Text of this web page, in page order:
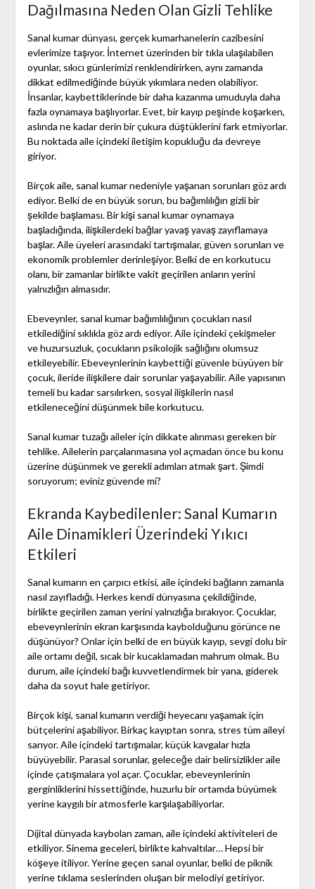
Dağılmasına Neden Olan Gizli Tehlike
Sanal kumar dünyası, gerçek kumarhanelerin cazibesini
evlerimize taşıyor. İnternet üzerinden bir tıkla ulaşılabilen
oyunlar, sıkıcı günlerimizi renklendirirken, aynı zamanda
dikkat edilmediğinde büyük yıkımlara neden olabiliyor.
İnsanlar, kaybettiklerinde bir daha kazanma umuduyla daha
fazla oynamaya başlıyorlar. Evet, bir kayıp peşinde koşarken,
aslında ne kadar derin bir çukura düştüklerini fark etmiyorlar.
Bu noktada aile içindeki iletişim kopukluğu da devreye
giriyor.
Birçok aile, sanal kumar nedeniyle yaşanan sorunları göz ardı
ediyor. Belki de en büyük sorun, bu bağımlılığın gizli bir
şekilde başlaması. Bir kişi sanal kumar oynamaya
başladığında, ilişkilerdeki bağlar yavaş yavaş zayıflamaya
başlar. Aile üyeleri arasındaki tartışmalar, güven sorunları ve
ekonomik problemler derinleşiyor. Belki de en korkutucu
olanı, bir zamanlar birlikte vakit geçirilen anların yerini
yalnızlığın almasıdır.
Ebeveynler, sanal kumar bağımlılığının çocukları nasıl
etkilediğini sıklıkla göz ardı ediyor. Aile içindeki çekişmeler
ve huzursuzluk, çocukların psikolojik sağlığını olumsuz
etkileyebilir. Ebeveynlerinin kaybettiği güvenle büyüyen bir
çocuk, ileride ilişkilere dair sorunlar yaşayabilir. Aile yapısının
temeli bu kadar sarsılırken, sosyal ilişkilerin nasıl
etkileneceğini düşünmek bile korkutucu.
Sanal kumar tuzağı aileler için dikkate alınması gereken bir
tehlike. Ailelerin parçalanmasına yol açmadan önce bu konu
üzerine düşünmek ve gerekli adımları atmak şart. Şimdi
soruyorum; eviniz güvende mi?
Ekranda Kaybedilenler: Sanal Kumarın
Aile Dinamikleri Üzerindeki Yıkıcı
Etkileri
Sanal kumarın en çarpıcı etkisi, aile içindeki bağların zamanla
nasıl zayıfladığı. Herkes kendi dünyasına çekildiğinde,
birlikte geçirilen zaman yerini yalnızlığa bırakıyor. Çocuklar,
ebeveynlerinin ekran karşısında kaybolduğunu görünce ne
düşünüyor? Onlar için belki de en büyük kayıp, sevgi dolu bir
aile ortamı değil, sıcak bir kucaklamadan mahrum olmak. Bu
durum, aile içindeki bağı kuvvetlendirmek bir yana, giderek
daha da soyut hale getiriyor.
Birçok kişi, sanal kumarın verdiği heyecanı yaşamak için
bütçelerini aşabiliyor. Birkaç kayıptan sonra, stres tüm aileyi
sarıyor. Aile içindeki tartışmalar, küçük kavgalar hızla
büyüyebilir. Parasal sorunlar, geleceğe dair belirsizlikler aile
içinde çatışmalara yol açar. Çocuklar, ebeveynlerinin
gerginliklerini hissettiğinde, huzurlu bir ortamda büyümek
yerine kaygılı bir atmosferle karşılaşabiliyorlar.
Dijital dünyada kaybolan zaman, aile içindeki aktiviteleri de
etkiliyor. Sinema geceleri, birlikte kahvaltılar… Hepsi bir
köşeye itiliyor. Yerine geçen sanal oyunlar, belki de piknik
yerine tıklama seslerinden oluşan bir melodiyi getiriyor.